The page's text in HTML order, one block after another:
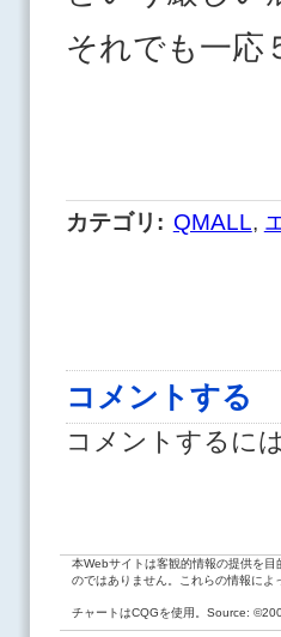
それでも一応
カテゴリ : QMALL,
コメントする
コメントするに
本Webサイトは客観的情報の提供を
のではありません。これらの情報に
チャートはCQGを使用。Source: